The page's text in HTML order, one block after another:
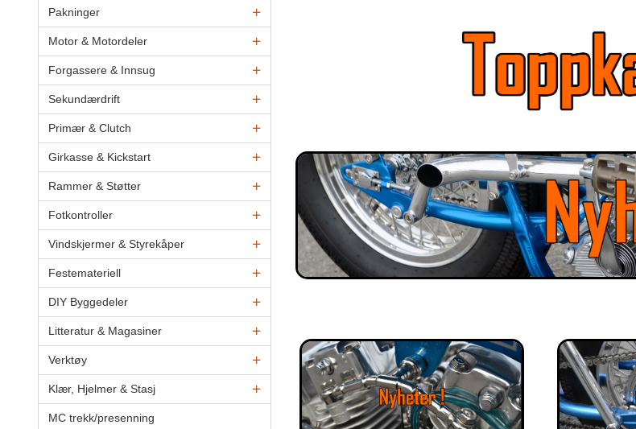
Pakninger
Motor & Motordeler
Forgassere & Innsug
Sekundærdrift
Primær & Clutch
Girkasse & Kickstart
Rammer & Støtter
Fotkontroller
Vindskjermer & Styrekåper
Festemateriell
DIY Byggedeler
Litteratur & Magasiner
Verktøy
Klær, Hjelmer & Stasj
MC trekk/presenning